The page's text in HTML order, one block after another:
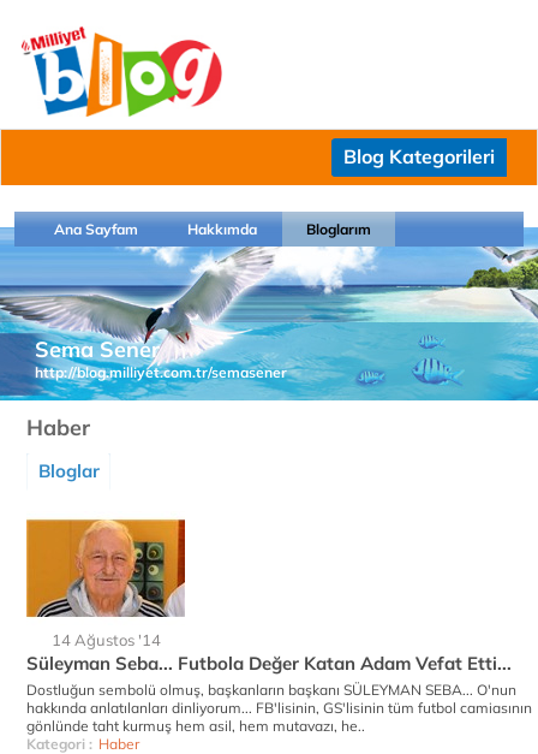
Blog Kategorileri
Ana Sayfam Hakkımda Bloglarım
Sema Sener
http://blog.milliyet.com.tr/semasener
Haber
Bloglar
14 Ağustos '14
Süleyman Seba... Futbola Değer Katan Adam Vefat Etti...
Dostluğun sembolü olmuş, başkanların başkanı SÜLEYMAN SEBA... O'nun
hakkında anlatılanları dinliyorum... FB'lisinin, GS'lisinin tüm futbol camiasının
gönlünde taht kurmuş hem asil, hem mutavazı, he..
Kategori : Haber